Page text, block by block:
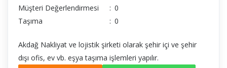
Müşteri Değerlendirmesi
: 0
Taşıma
: 0
Akdağ Nakliyat ve lojistik şirketi olarak şehir içi ve şehir
dışı ofis, ev vb. eşya taşıma işlemleri yapılır.